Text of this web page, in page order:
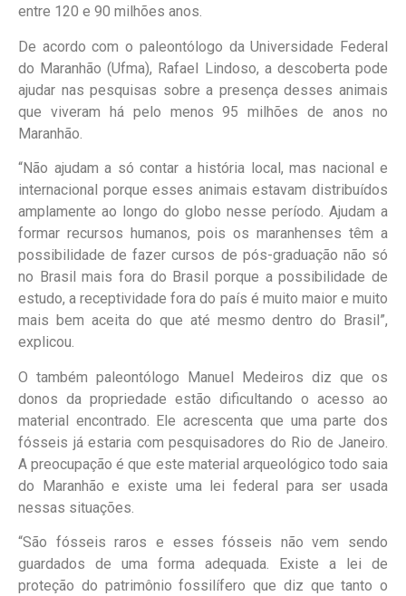
entre 120 e 90 milhões anos.
De acordo com o paleontólogo da Universidade Federal
do Maranhão (Ufma), Rafael Lindoso, a descoberta pode
ajudar nas pesquisas sobre a presença desses animais
que viveram há pelo menos 95 milhões de anos no
Maranhão.
“Não ajudam a só contar a história local, mas nacional e
internacional porque esses animais estavam distribuídos
amplamente ao longo do globo nesse período. Ajudam a
formar recursos humanos, pois os maranhenses têm a
possibilidade de fazer cursos de pós-graduação não só
no Brasil mais fora do Brasil porque a possibilidade de
estudo, a receptividade fora do país é muito maior e muito
mais bem aceita do que até mesmo dentro do Brasil”,
explicou.
O também paleontólogo Manuel Medeiros diz que os
donos da propriedade estão dificultando o acesso ao
material encontrado. Ele acrescenta que uma parte dos
fósseis já estaria com pesquisadores do Rio de Janeiro.
A preocupação é que este material arqueológico todo saia
do Maranhão e existe uma lei federal para ser usada
nessas situações.
“São fósseis raros e esses fósseis não vem sendo
guardados de uma forma adequada. Existe a lei de
proteção do patrimônio fossilífero que diz que tanto o